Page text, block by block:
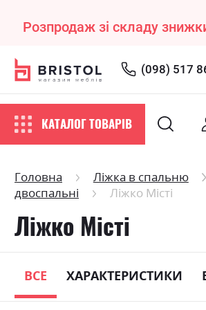
Розпродаж зі складу
(098) 517
КАТАЛОГ ТОВАРІВ
Головна Ліжка в спальню
двоспальні
Ліжко Місті
Ліжко Місті
ВСЕ ХАРАКТЕРИСТИКИ